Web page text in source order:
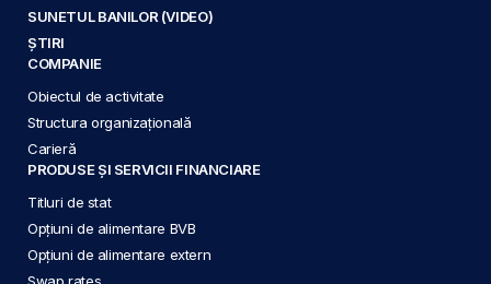
SUNETUL BANILOR (VIDEO)
ȘTIRI
COMPANIE
Obiectul de activitate
Structura organizațională
Carieră
PRODUSE ȘI SERVICII FINANCIARE
Titluri de stat
Opțiuni de alimentare BVB
Opțiuni de alimentare extern
Swap rates